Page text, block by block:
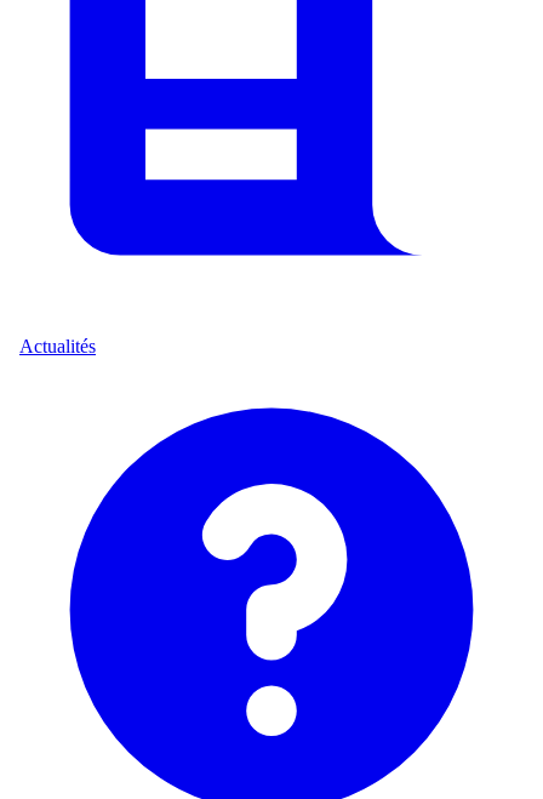
Actualités